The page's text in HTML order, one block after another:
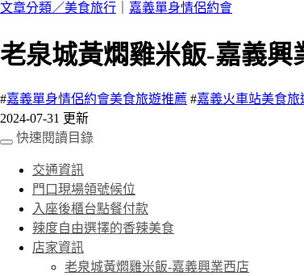
文章分類／美食旅行 嘉義單身情侶約會
老泉城黃燜雞米飯-嘉義
#嘉義單身情侶約會美食旅遊推薦 #嘉義火車站美食旅
2024-07-31 更新
快速閱讀目錄
交通資訊
門口現場領號候位
入座後櫃台點餐付款
辣度自由選擇的香辣美食
店家資訊
老泉城黃燜雞米飯-嘉義興業西店